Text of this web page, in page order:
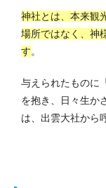
神社とは、本来観
場所ではなく、神
す。
与えられたものに
を抱き、日々生か
は、出雲大社から